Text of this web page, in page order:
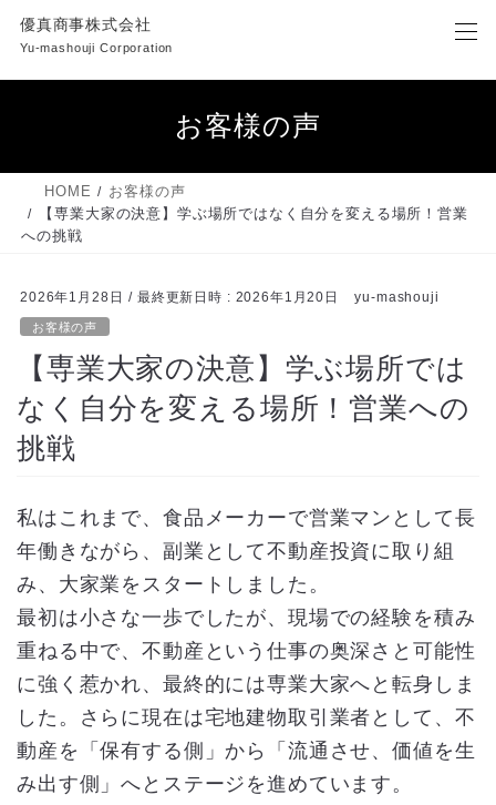
ン
キ
ー
に
優真商事株式会社
Yu-mashouji Corporation
お客様の声
HOME
お客様の声
【専業大家の決意】学ぶ場所ではなく自分を変える場所！営業
への挑戦
2026年1月28日 / 最終更新日時 : 2026年1月20日 yu-mashouji
お客様の声
【専業大家の決意】学ぶ場所では
なく自分を変える場所！営業への
挑戦
私はこれまで、食品メーカーで営業マンとして長
年働きながら、副業として不動産投資に取り組
み、大家業をスタートしました。
最初は小さな一歩でしたが、現場での経験を積み
重ねる中で、不動産という仕事の奥深さと可能性
に強く惹かれ、最終的には専業大家へと転身しま
した。さらに現在は宅地建物取引業者として、不
動産を「保有する側」から「流通させ、価値を生
み出す側」へとステージを進めています。